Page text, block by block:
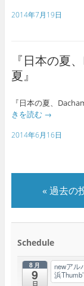
2014年7月19日
『日本の夏
夏』
『日本の夏、
きを読む →
2014年6月16日
« 過去の
Schedule
8月
9
日
newアル
浜